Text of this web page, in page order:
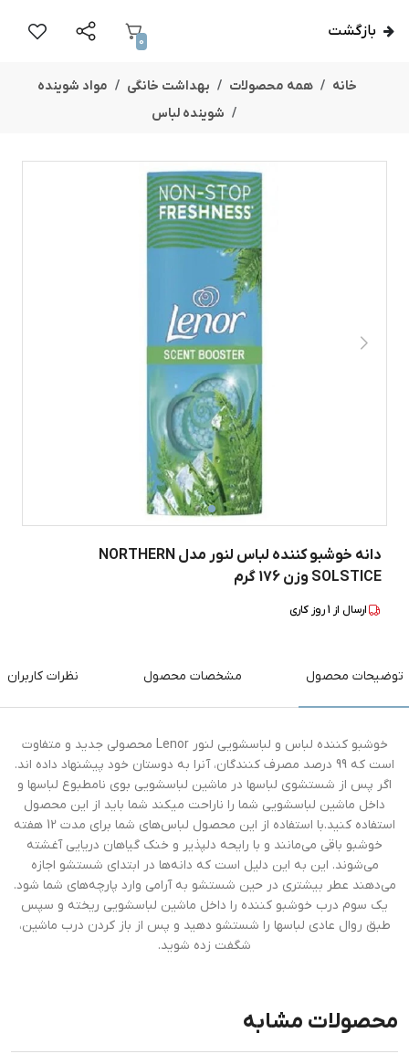
بازگشت
0
خانه همه محصولات بهداشت خانگی
مواد شوینده
شوینده لباس
دانه خوشبو کننده لباس لنور مدل NORTHERN
SOLSTICE وزن 176 گرم
ارسال از 1روز کاری
توضیحات محصول مشخصات محصول نظرات کاربران
خوشبو کننده لباس و لباسشویی لنور Lenor محصولی جدید و متفاوت
است که 99 درصد مصرف کنندگان، آنرا به دوستان خود پیشنهاد داده اند.
اگر پس از شستشوی لباسها در ماشین لباسشویی بوی نامطبوع لباسها و
داخل ماشین لباسشویی شما را ناراحت میکند شما باید از این محصول
استفاده کنید.با استفاده از این محصول لباس‌های شما برای مدت 12 هفته
خوشبو باقی می‌مانند و با رایحه‌ دلپذیر و خنک گیاهان دریایی آغشته
می‌شوند. این به این دلیل است که دانه‌ها در ابتدای شستشو اجازه
می‌دهند عطر بیشتری در حین شستشو به آرامی وارد پارچه‌های شما شود.
یک سوم درب خوشبو کننده را داخل ماشین لباسشویی ریخته و سپس
طبق روال عادی لباسها را شستشو دهید و پس از باز کردن درب ماشین،
شگفت زده شوید.
محصولات مشابه